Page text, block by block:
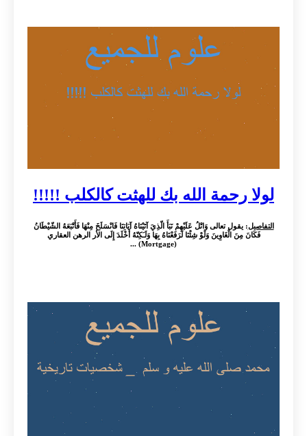
لولا رحمة الله بك للهثت كالكلب !!!!!
التفاصيل: يقول تعالى وَاتْلُ عَلَيْهِمْ نَبَأَ الّذِيَ آتَيْنَاهُ آيَاتِنَا فَانْسَلَخَ مِنْهَا فَأَتْبَعَهُ الشّيْطَانُ
فَكَانَ مِنَ الْغَاوِينَ وَلَوْ شِئْنَا لَرَفَعْنَاهُ بِهَا وَلَـَكِنّهُ أَخْلَدَ إِلَى الأر الرهن العقاري
(Mortgage) ...